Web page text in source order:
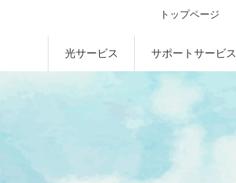
トップページ
光サービス サポートサービス